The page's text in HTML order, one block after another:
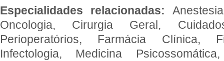
Especialidades relacionadas:
Oncologia, Cirurgia Geral,
Perioperatórios, Farmácia Clínica,
Infectologia, Medicina